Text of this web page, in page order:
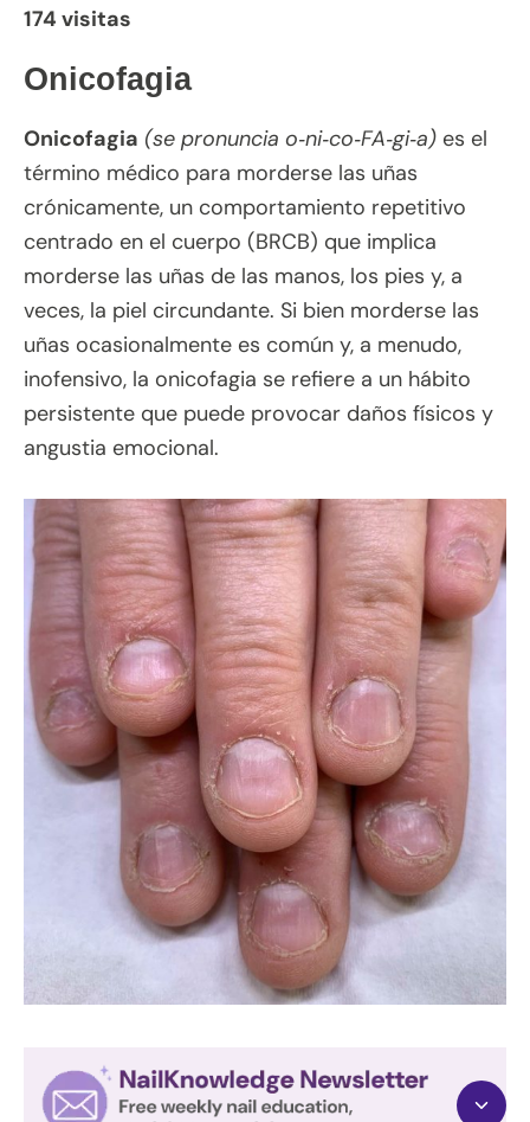
174 visitas
Onicofagia
Onicofagia (se pronuncia o‑ni‑co‑FA‑gi‑a) es el
término médico para morderse las uñas
crónicamente, un comportamiento repetitivo
centrado en el cuerpo (BRCB) que implica
morderse las uñas de las manos, los pies y, a
veces, la piel circundante. Si bien morderse las
uñas ocasionalmente es común y, a menudo,
inofensivo, la onicofagia se refiere a un hábito
persistente que puede provocar daños físicos y
angustia emocional.